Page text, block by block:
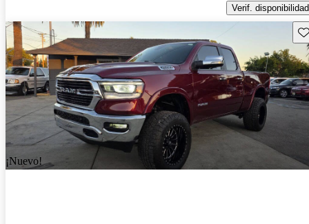
Verif. disponibilidad
¡Nuevo!